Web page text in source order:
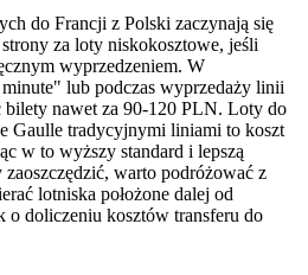
do Francji z Polski zaczynają się
za loty niskokosztowe, jeśli
wyprzedzeniem. W
lub podczas wyprzedaży linii
nawet za 90-120 PLN. Loty do
Gaulle tradycyjnymi liniami to koszt
w to wyższy standard i lepszą
warto podróżować z
lotniska położone dalej od
o doliczeniu kosztów transferu do